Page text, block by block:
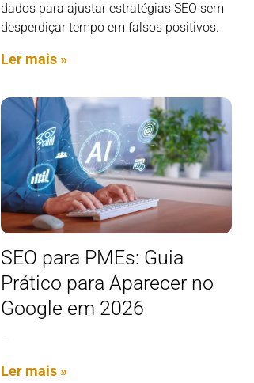
dados para ajustar estratégias SEO sem
desperdiçar tempo em falsos positivos.
Ler mais »
SEO para PMEs: Guia
Prático para Aparecer no
Google em 2026
–
Ler mais »